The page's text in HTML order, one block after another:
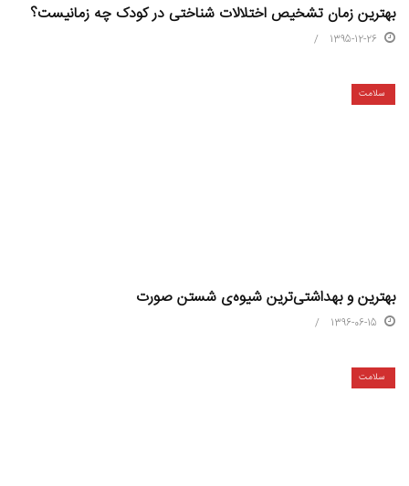
بهترین زمان تشخیص اختلالات شناختی در کودک چه زمانیست؟
1395-12-26
سلامت
بهترین و بهداشتی‌ترین شیوه‌ی شستن صورت
1396-06-15
سلامت